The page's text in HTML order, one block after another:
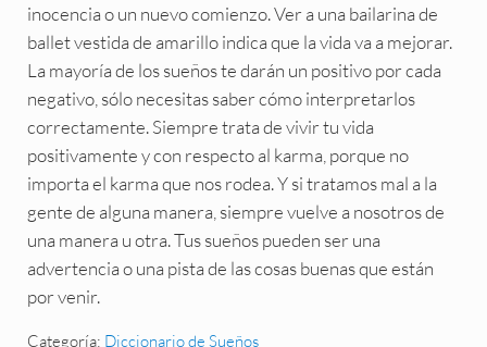
inocencia o un nuevo comienzo. Ver a una bailarina de
ballet vestida de amarillo indica que la vida va a mejorar.
La mayoría de los sueños te darán un positivo por cada
negativo, sólo necesitas saber cómo interpretarlos
correctamente. Siempre trata de vivir tu vida
positivamente y con respecto al karma, porque no
importa el karma que nos rodea. Y si tratamos mal a la
gente de alguna manera, siempre vuelve a nosotros de
una manera u otra. Tus sueños pueden ser una
advertencia o una pista de las cosas buenas que están
por venir.
Categoría: Diccionario de Sueños